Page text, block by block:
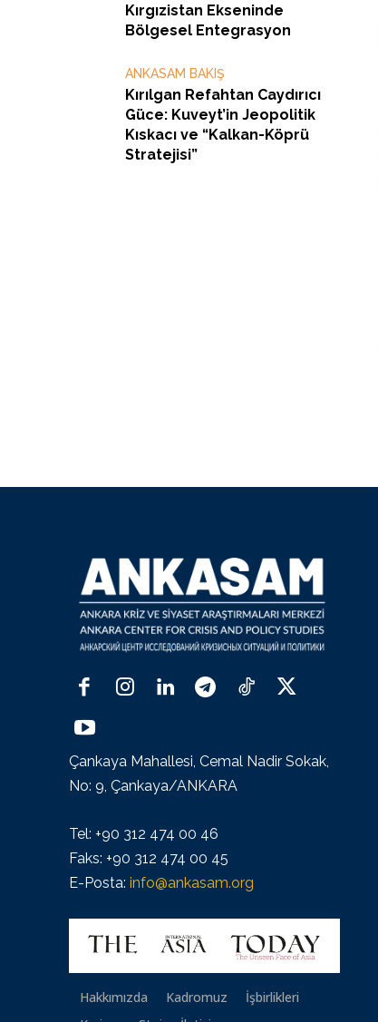
Kırgızistan Ekseninde
Bölgesel Entegrasyon
ANKASAM BAKIŞ
Kırılgan Refahtan Caydırıcı
Güce: Kuveyt’in Jeopolitik
Kıskacı ve “Kalkan-Köprü
Stratejisi”
Çankaya Mahallesi, Cemal Nadir Sokak,
No: 9, Çankaya/ANKARA
Tel: +90 312 474 00 46
Faks: +90 312 474 00 45
E-Posta: info@ankasam.org
Hakkımızda Kadromuz
İşbirlikleri